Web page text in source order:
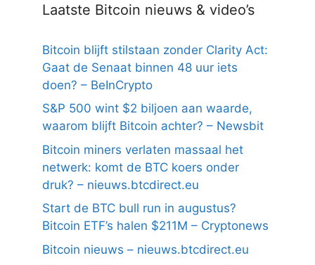
Laatste Bitcoin nieuws & video’s
Bitcoin blijft stilstaan zonder Clarity Act:
Gaat de Senaat binnen 48 uur iets
doen? – BeInCrypto
S&P 500 wint $2 biljoen aan waarde,
waarom blijft Bitcoin achter? – Newsbit
Bitcoin miners verlaten massaal het
netwerk: komt de BTC koers onder
druk? – nieuws.btcdirect.eu
Start de BTC bull run in augustus?
Bitcoin ETF’s halen $211M – Cryptonews
Bitcoin nieuws – nieuws.btcdirect.eu